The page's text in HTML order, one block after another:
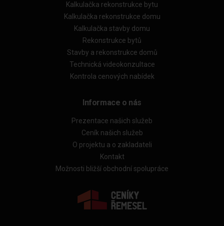
Kalkulačka rekonstrukce bytu
Kalkulačka rekonstrukce domu
Kalkulačka stavby domu
Rekonstrukce bytů
Stavby a rekonstrukce domů
Technická videokonzultace
Kontrola cenových nabídek
Informace o nás
Prezentace našich služeb
Ceník našich služeb
O projektu a o zakladateli
Kontakt
Možnosti bližší obchodní spolupráce